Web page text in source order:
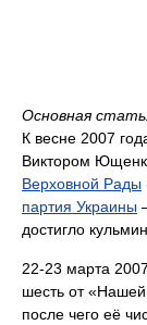
Основная
К весне 2007
Виктором
Верховной Рады
партия Украины
достигло
22-23 марта
шесть от
после чего её